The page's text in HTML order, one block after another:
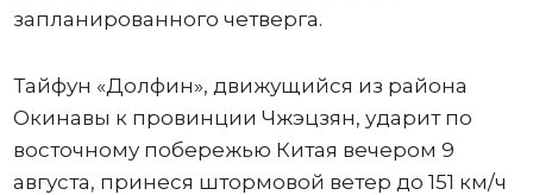
запланированного четверга.
Тайфун «Долфин», движущийся из района
Окинавы к провинции Чжэцзян, ударит по
восточному побережью Китая вечером 9
августа, принеся штормовой ветер до 151 км/ч